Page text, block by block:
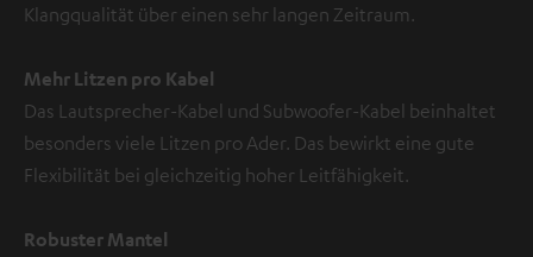
Klangqualität über einen sehr langen Zeitraum.
Mehr Litzen pro Kabel
Das Lautsprecher-Kabel und Subwoofer-Kabel beinhaltet
besonders viele Litzen pro Ader. Das bewirkt eine gute
Flexibilität bei gleichzeitig hoher Leitfähigkeit.
Robuster Mantel